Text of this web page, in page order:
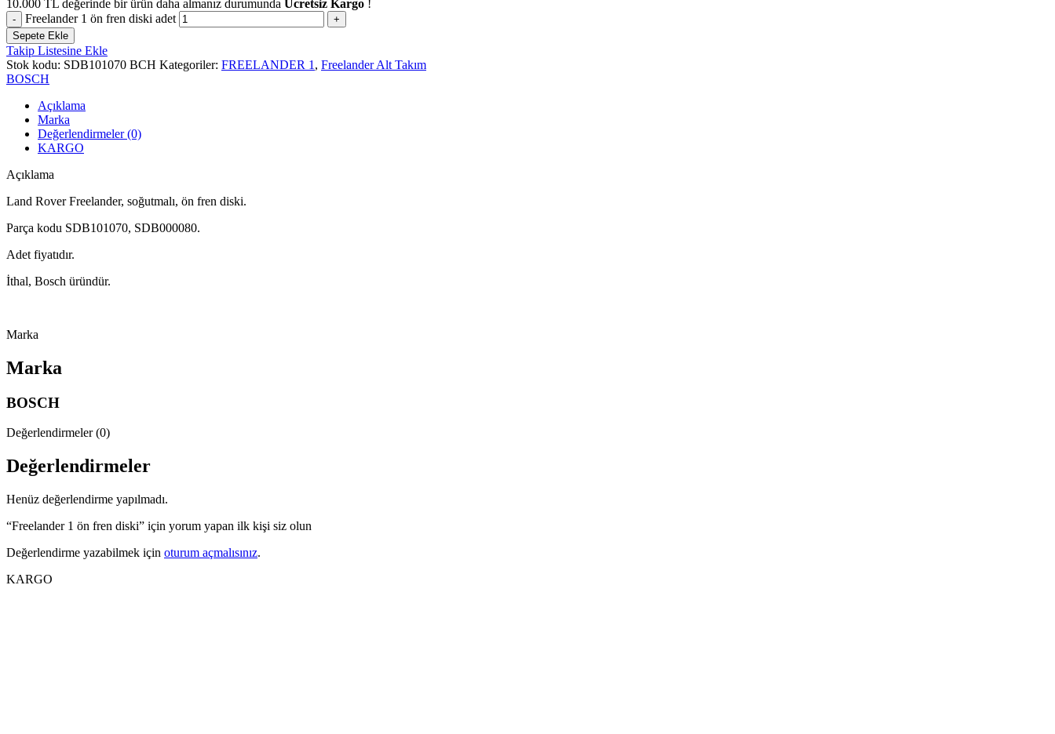
10.000 TL değerinde bir ürün daha almanız durumunda Ücretsiz Kargo !
Freelander 1 ön fren diski adet
Sepete Ekle
Takip Listesine Ekle
Stok kodu: SDB101070 BCH Kategoriler: FREELANDER 1 , Freelander Alt Takım
BOSCH
Açıklama
Marka
Değerlendirmeler (0)
KARGO
Açıklama
Land Rover Freelander, soğutmalı, ön fren diski.
Parça kodu SDB101070, SDB000080.
Adet fiyatıdır.
İthal, Bosch üründür.
Marka
Marka
BOSCH
Değerlendirmeler (0)
Değerlendirmeler
Henüz değerlendirme yapılmadı.
“Freelander 1 ön fren diski” için yorum yapan ilk kişi siz olun
Değerlendirme yazabilmek için oturum açmalısınız.
KARGO